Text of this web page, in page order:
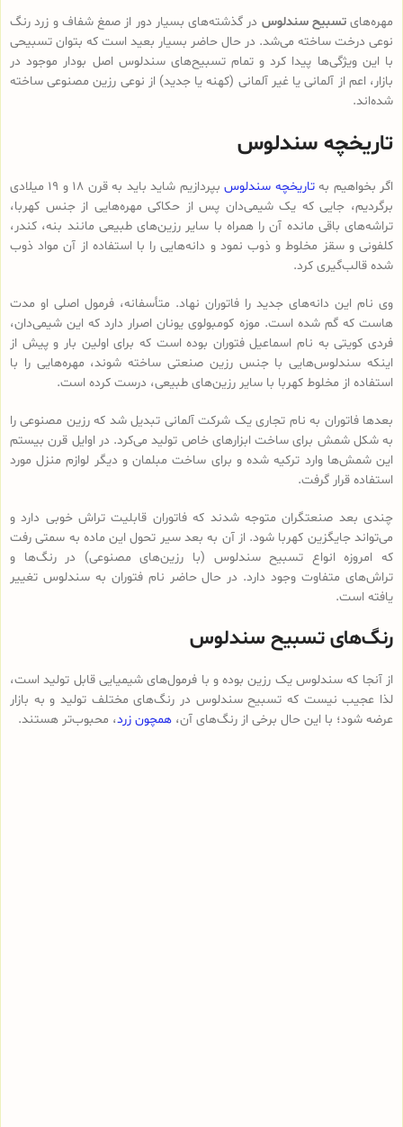
مهره‌هایتسبیح سندلوس در گذشته‌های بسیار دور از صمغ شفاف و زرد رنگ
نوعی درخت ساخته می‌شد. در حال حاضر بسیار بعید است که بتوان تسبیحی
با این ویژگی‌ها پیدا کرد و تمام تسبیح‌های سندلوس‌ اصل بودار موجود در
بازار، اعم از آلمانی یا غیر آلمانی (کهنه یا جدید) از نوعی رزین مصنوعی ساخته
شده‌اند.
تاریخچه سندلوس
اگر بخواهیم بهتاریخچه سندلوس
بپردازیم شاید باید به قرن 18 و 19 میلادی
برگردیم، جایی که یک شیمی‌دان پس از حکاکی مهره‌هایی از جنس کهربا،
تراشه‌های باقی مانده آن را همراه با سایر رزین‌های طبیعی مانند بنه، کندر،
کلفونی و سقز مخلوط و ذوب نمود و دانه‌هایی را با استفاده از آن مواد ذوب
شده قالب‌گیری کرد.
وی نام این دانه‌های جدید را فاتوران نهاد. متأسفانه، فرمول اصلی او مدت
هاست که گم شده است. موزه کومبولوی یونان اصرار دارد که این شیمی‌دان،
فردی کویتی به نام اسماعیل فتوران بوده است که برای اولین بار و پیش از
اینکه سندلوس‌هایی با جنس رزین صنعتی ساخته شوند، مهره‌هایی را با
استفاده از مخلوط کهربا با سایر رزین‌های طبیعی، درست کرده است.
بعدها فاتوران به نام تجاری یک شرکت آلمانی تبدیل شد که رزین مصنوعی را
به شکل شمش برای ساخت ابزارهای خاص تولید می‌کرد. در اوایل قرن بیستم
این شمش‌ها وارد ترکیه شده و برای ساخت مبلمان و دیگر لوازم منزل مورد
استفاده قرار گرفت.
چندی بعد صنعتگران متوجه شدند که فاتوران قابلیت تراش خوبی دارد و
می‌تواند جایگزین کهربا شود. از آن به بعد سیر تحول این ماده به سمتی رفت
که امروزه انواع تسبیح‌ سندلوس (با رزین‌های مصنوعی) در رنگ‌ها و
تراش‌های متفاوت وجود دارد. در حال حاضر نام فتوران به سندلوس تغییر
یافته است.
رنگ‌های تسبیح سندلوس
از آنجا که سندلوس یک رزین بوده و با فرمول‌های شیمیایی قابل تولید است،
لذا عجیب نیست که تسبیح سندلوس در رنگ‌های مختلف تولید و به بازار
عرضه شود؛ با این حال برخی از رنگ‌های آن، همچون زرد، محبوب‌تر هستند.